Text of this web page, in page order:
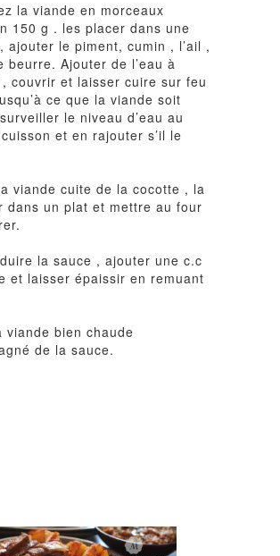
la viande en morceaux
150 g . les placer dans une
ajouter le piment, cumin , l’ail ,
Ajouter de l’eau à
couvrir et laisser cuire sur feu
ce que la viande soit
le niveau d’eau au
et en rajouter s’il le
viande cuite de la cocotte , la
dans un plat et mettre au four
la sauce , ajouter une c.c
et laisser épaissir en remuant
viande bien chaude
de la sauce.